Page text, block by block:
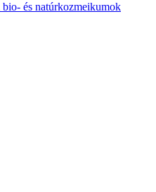
bio- és natúrkozmeikumok